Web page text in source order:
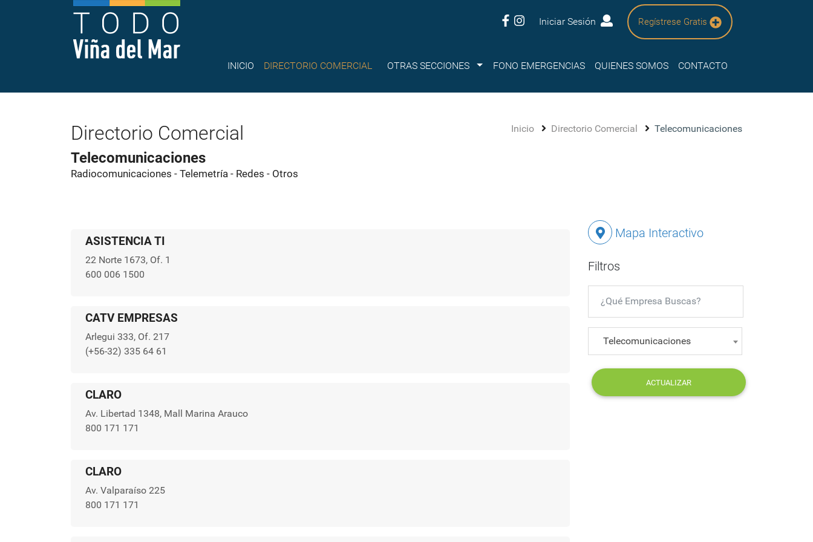
Iniciar Sesión Regístrese Gratis
INICIO DIRECTORIO COMERCIAL OTRAS SECCIONES Submenu
FONO EMERGENCIAS QUIENES SOMOS CONTACTO
Directorio Comercial
Telecomunicaciones
Radiocomunicaciones - Telemetría - Redes - Otros
Inicio Directorio Comercial Telecomunicaciones
Mapa Interactivo
Filtros
Telecomunicaciones
ACTUALIZAR
ASISTENCIA TI
22 Norte 1673, Of. 1
600 006 1500
CATV EMPRESAS
Arlegui 333, Of. 217
(+56-32) 335 64 61
CLARO
Av. Libertad 1348, Mall Marina Arauco
800 171 171
CLARO
Av. Valparaíso 225
800 171 171